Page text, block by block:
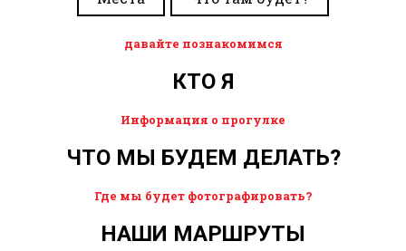
давайте познакомимся
КТО Я
Информация о прогулке
ЧТО МЫ БУДЕМ ДЕЛАТЬ?
Где мы будет фотографировать?
НАШИ МАРШРУТЫ